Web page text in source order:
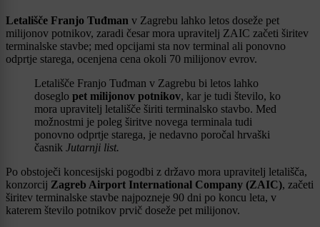
Letališče Franjo Tuđman v Zagrebu lahko letos doseže pet
milijonov potnikov, zaradi česar mora upravitelj ZAIC začeti širitev
terminalske stavbe; med opcijami sta nov terminal ali ponovno
odprtje starega, ocenjena cena okoli 70 milijonov evrov.
Letališče Franjo Tuđman v Zagrebu bi letos lahko
doseglo pet milijonov potnikov, kar je tudi število, ko
mora upravitelj letališče širiti terminalsko stavbo. Med
možnostmi je poleg širitve novega terminala tudi
ponovno odprtje starega, je nedavno poročal hrvaški
časnik Jutarnji list.
Po obstoječi koncesijski pogodbi z državo mora upravitelj letališča,
konzorcij Zagreb Airport International Company (ZAIC), začeti
širitev terminalske stavbe najpozneje 90 dni po koncu leta, v
katerem število potnikov prvič doseže pet milijonov.